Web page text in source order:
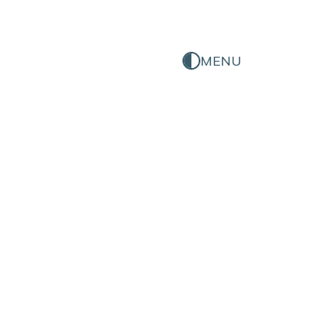
MENU